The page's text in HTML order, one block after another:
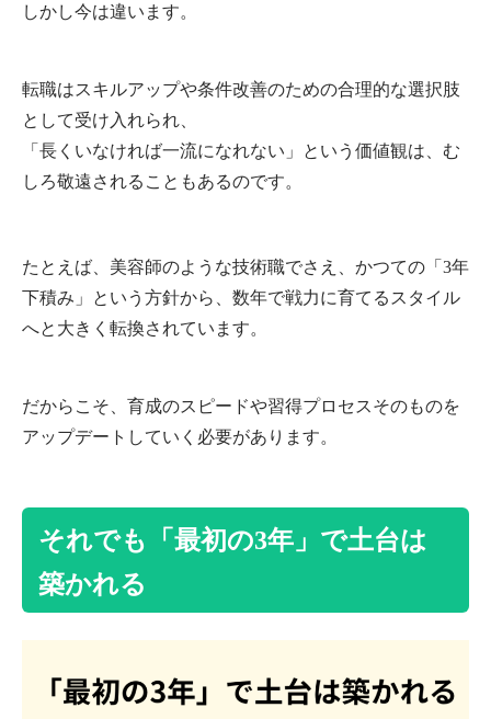
しかし今は違います。
転職はスキルアップや条件改善のための合理的な選択肢
として受け入れられ、
「長くいなければ一流になれない」という価値観は、む
しろ敬遠されることもあるのです。
たとえば、美容師のような技術職でさえ、かつての「3年
下積み」という方針から、数年で戦力に育てるスタイル
へと大きく転換されています。
だからこそ、育成のスピードや習得プロセスそのものを
アップデートしていく必要があります。
それでも「最初の3年」で土台は
築かれる